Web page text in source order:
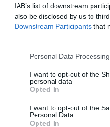
IAB’s list of downstream
also be disclosed by us to
Downstream Participants that
Please note that this website/
not limited to your visit or
grant or deny consent to
use your data for below
consent section.
Personal Data
I want to opt-out of the
personal data.
Opted In
I want to opt-out of the
Personal Data.
Opted In